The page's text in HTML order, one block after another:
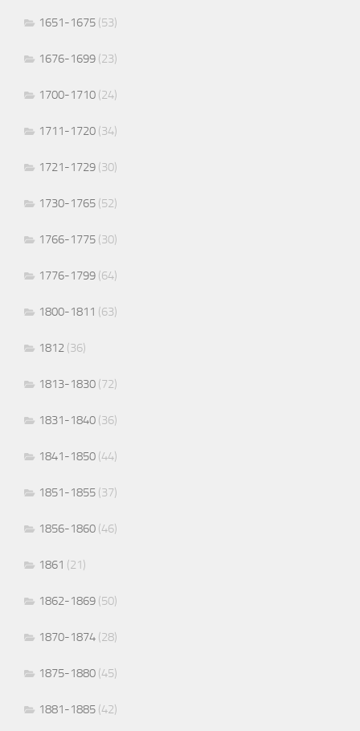
1651-1675 (53)
1676-1699 (23)
1700-1710 (24)
1711-1720 (34)
1721-1729 (30)
1730-1765 (52)
1766-1775 (30)
1776-1799 (64)
1800-1811 (63)
1812 (36)
1813-1830 (72)
1831-1840 (36)
1841-1850 (44)
1851-1855 (37)
1856-1860 (46)
1861 (21)
1862-1869 (50)
1870-1874 (28)
1875-1880 (45)
1881-1885 (42)